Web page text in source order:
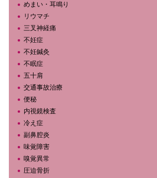
めまい・耳鳴り
リウマチ
三叉神経痛
不妊症
不妊鍼灸
不眠症
五十肩
交通事故治療
便秘
内視鏡検査
冷え症
副鼻腔炎
味覚障害
嗅覚異常
圧迫骨折